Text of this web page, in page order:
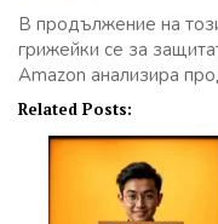
В продължение на
грижейки се за
Amazon анализира
Related Posts: